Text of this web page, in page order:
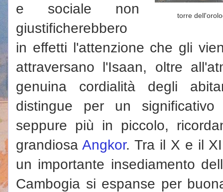
torre
e sociale non
giustificherebbero
in effetti l'attenzione che gli
attraversano l'Isaan, oltre
genuina cordialità degli
distingue per un
seppure più in piccolo,
grandiosa Angkor. Tra il X e il
un importante insediamento
Cambogia si espanse per